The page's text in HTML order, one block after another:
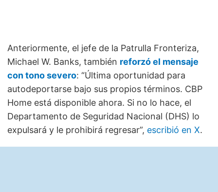
Anteriormente, el jefe de la Patrulla Fronteriza,
Michael W. Banks, también reforzó el mensaje
con tono severo: “Última oportunidad para
autodeportarse bajo sus propios términos. CBP
Home está disponible ahora. Si no lo hace, el
Departamento de Seguridad Nacional (DHS) lo
expulsará y le prohibirá regresar”, escribió en X.